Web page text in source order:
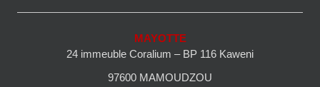
MAYOTTE
24 immeuble Coralium – BP 116 Kaweni
97600 MAMOUDZOU